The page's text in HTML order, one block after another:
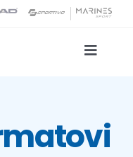
Toggle